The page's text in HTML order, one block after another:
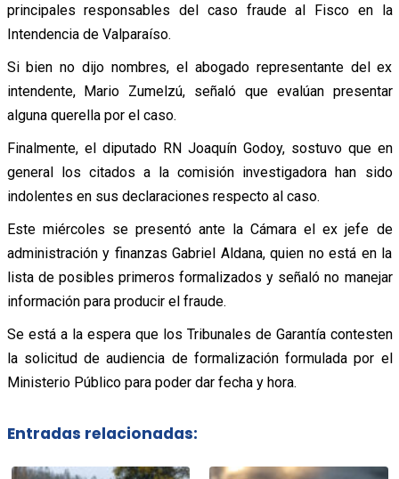
principales responsables del caso fraude al Fisco en la
Intendencia de Valparaíso.
Si bien no dijo nombres, el abogado representante del ex
intendente, Mario Zumelzú, señaló que evalúan presentar
alguna querella por el caso.
Finalmente, el diputado RN Joaquín Godoy, sostuvo que en
general los citados a la comisión investigadora han sido
indolentes en sus declaraciones respecto al caso.
Este miércoles se presentó ante la Cámara el ex jefe de
administración y finanzas Gabriel Aldana, quien no está en la
lista de posibles primeros formalizados y señaló no manejar
información para producir el fraude.
Se está a la espera que los Tribunales de Garantía contesten
la solicitud de audiencia de formalización formulada por el
Ministerio Público para poder dar fecha y hora.
Entradas relacionadas: